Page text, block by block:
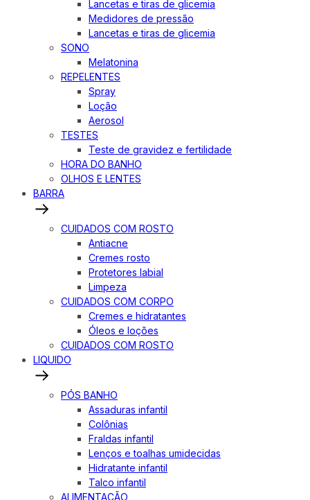
Lancetas e tiras de glicemia
Medidores de pressão
Lancetas e tiras de glicemia
SONO
Melatonina
REPELENTES
Spray
Loção
Aerosol
TESTES
Teste de gravidez e fertilidade
HORA DO BANHO
OLHOS E LENTES
BARRA
CUIDADOS COM ROSTO
Antiacne
Cremes rosto
Protetores labial
Limpeza
CUIDADOS COM CORPO
Cremes e hidratantes
Óleos e loções
CUIDADOS COM ROSTO
LIQUIDO
PÓS BANHO
Assaduras infantil
Colônias
Fraldas infantil
Lenços e toalhas umidecidas
Hidratante infantil
Talco infantil
ALIMENTAÇÃO